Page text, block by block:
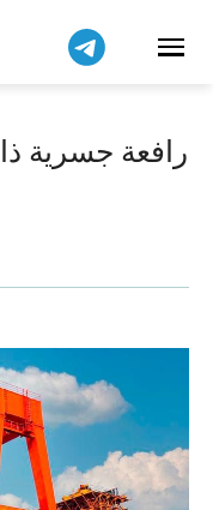
رافعة جسرية